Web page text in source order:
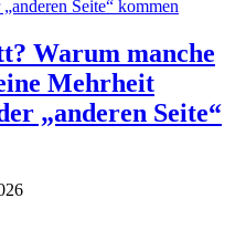
Warum manche
Mehrheit
„anderen Seite“